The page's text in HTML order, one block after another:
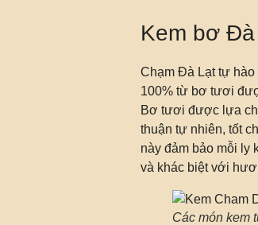
Kem bơ
Chạm Đà Lạt tự
100% từ bơ tươi
Bơ tươi được lựa
thuận tự nhiên, tốt
này đảm bảo mỗi ly
và khác biệt với
Các món kem